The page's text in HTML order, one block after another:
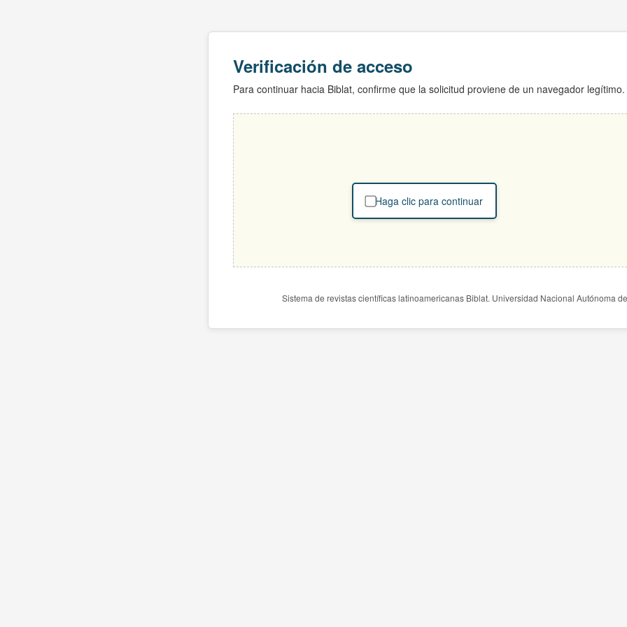
Verificación de acceso
Para continuar hacia Biblat, confirme que la solicitud proviene de un navegador legítimo.
Haga clic para continuar
Sistema de revistas científicas latinoamericanas Biblat. Universidad Nacional Autónoma